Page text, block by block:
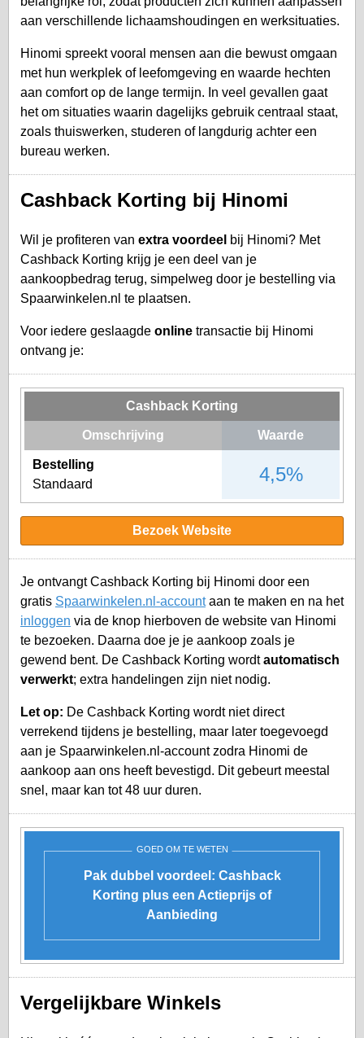
aan verschillende lichaamshoudingen en werksituaties.
Hinomi spreekt vooral mensen aan die bewust omgaan
met hun werkplek of leefomgeving en waarde hechten
aan comfort op de lange termijn. In veel gevallen gaat
het om situaties waarin dagelijks gebruik centraal staat,
zoals thuiswerken, studeren of langdurig achter een
bureau werken.
Cashback Korting bij Hinomi
Wil je profiteren van extra voordeel bij Hinomi? Met
Cashback Korting krijg je een deel van je
aankoopbedrag terug, simpelweg door je bestelling via
Spaarwinkelen.nl te plaatsen.
Voor iedere geslaagde online transactie bij Hinomi
ontvang je:
Cashback Korting
Omschrijving Waarde
Bestelling
Standaard
4,5%
Bezoek Website
Je ontvangt Cashback Korting bij Hinomi door een
gratis Spaarwinkelen.nl-accountaan te maken en na het
inloggen via de knop hierboven de website van Hinomi
te bezoeken. Daarna doe je je aankoop zoals je
gewend bent. De Cashback Korting wordtautomatisch
verwerkt; extra handelingen zijn niet nodig.
Let op: De Cashback Korting wordt niet direct
verrekend tijdens je bestelling, maar later toegevoegd
aan je Spaarwinkelen.nl-accountzodra Hinomi de
aankoop aan ons heeft bevestigd. Dit gebeurt meestal
snel, maar kan tot 48 uur duren.
GOED OM TE WETEN
Pak dubbel voordeel: Cashback
Korting plus een Actieprijs of
Aanbieding
Vergelijkbare Winkels